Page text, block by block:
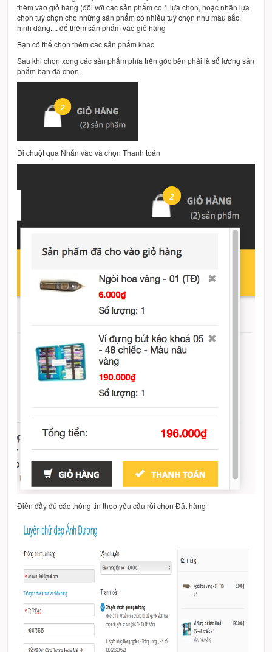
thêm vào giỏ hàng (đối với các sản phẩm có 1 lựa chọn, hoặc nhấn lựa
chọn tuỳ chọn cho những sản phẩm có nhiều tuỷ chọn như màu sắc,
hình dáng.... để thêm sản phẩm vào giỏ hàng
Bạn có thể chọn thêm các sản phẩm khác
Sau khi chọn xong các sản phẩm phía trên góc bên phải là số lượng sản
phẩm bạn đã chọn.
Di chuột qua Nhấn vào và chọn Thanh toán
Điền đầy đủ các thông tin theo yêu cầu rồi chọn Đặt hàng